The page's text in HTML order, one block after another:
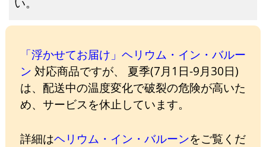
「浮かせてお届け」ヘリウム・イン・バルー
ン 対応商品ですが、 夏季(7月1日-9月30日)
は、配送中の温度変化で破裂の危険が高いた
め、サービスを休止しています。
詳細はヘリウム・イン・バルーンをご覧くだ